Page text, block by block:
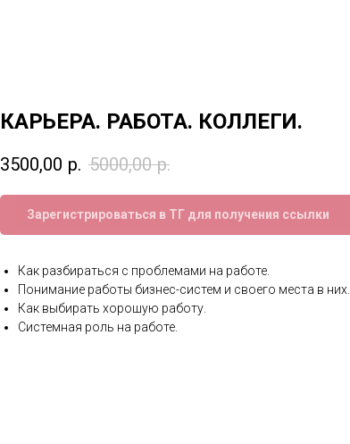
КАРЬЕРА. РАБОТА. КОЛЛЕГИ.
3500,00 р. 5000,00 р.
Зарегистрироваться в ТГ для получения ссылки
Как разбираться с проблемами на работе.
Понимание работы бизнес-систем и своего места в них.
Как выбирать хорошую работу.
Системная роль на работе.